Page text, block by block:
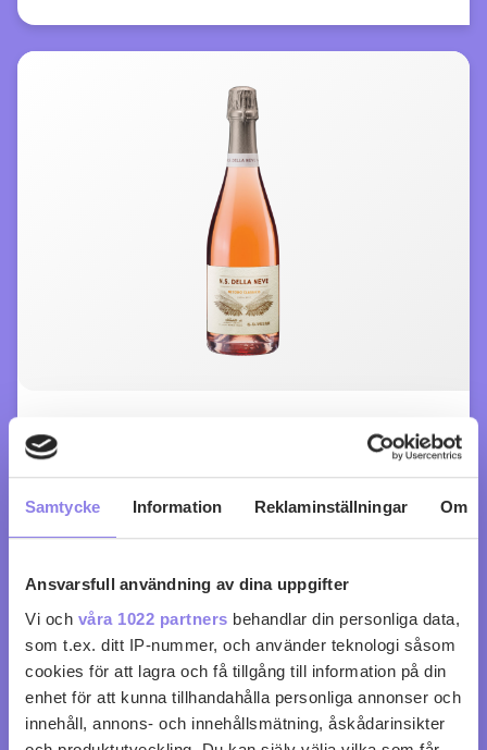
Samtycke Information Reklaminställningar Om
Ansvarsfull användning av dina uppgifter
Vi och våra 1022 partners behandlar din personliga data,
som t.ex. ditt IP-nummer, och använder teknologi såsom
cookies för att lagra och få tillgång till information på din
enhet för att kunna tillhandahålla personliga annonser och
innehåll, annons- och innehållsmätning, åskådarinsikter
N.S. della Neve Extra Brut Rosé
köp 299 kr
0 0